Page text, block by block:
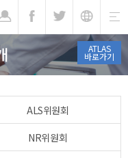
ATLAS
바로가기
ALS위원회
NR위원회